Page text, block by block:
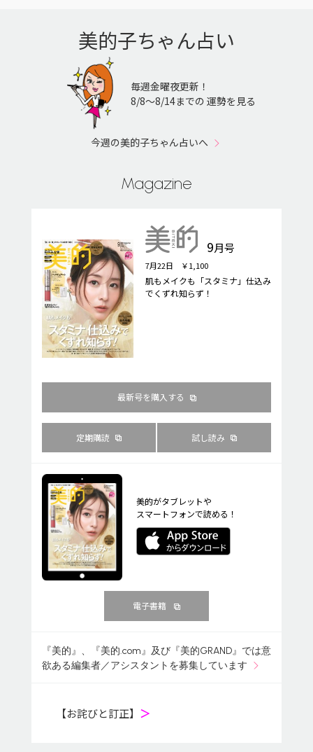
美的子ちゃん占い
毎週金曜夜更新！
8/8〜8/14までの 運勢を見る
今週の美的子ちゃん占いへ
Magazine
9月号
7月22日 ￥1,100
肌もメイクも「スタミナ」仕込み
でくずれ知らず！
最新号を購入する
定期購読 試し読み
美的がタブレットや
スマートフォンで読める！
電子書籍
『美的』、『美的.com』及び『美的GRAND』では意
欲ある編集者／アシスタントを募集しています
【お詫びと訂正】 ＞